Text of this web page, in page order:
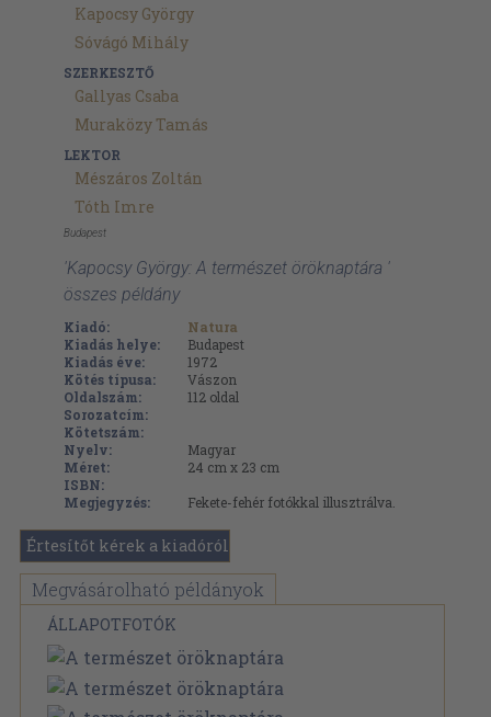
Kapocsy György
Sóvágó Mihály
SZERKESZTŐ
Gallyas Csaba
Muraközy Tamás
LEKTOR
Mészáros Zoltán
Tóth Imre
Budapest
'Kapocsy György: A természet öröknaptára '
összes példány
Kiadó:
Natura
Kiadás helye:
Budapest
Kiadás éve:
1972
Kötés típusa:
Vászon
Oldalszám:
112 oldal
Sorozatcím:
Kötetszám:
Nyelv:
Magyar
Méret:
24 cm x 23 cm
ISBN:
Megjegyzés:
Fekete-fehér fotókkal illusztrálva.
Értesítőt kérek a kiadóról
Megvásárolható példányok
ÁLLAPOTFOTÓK